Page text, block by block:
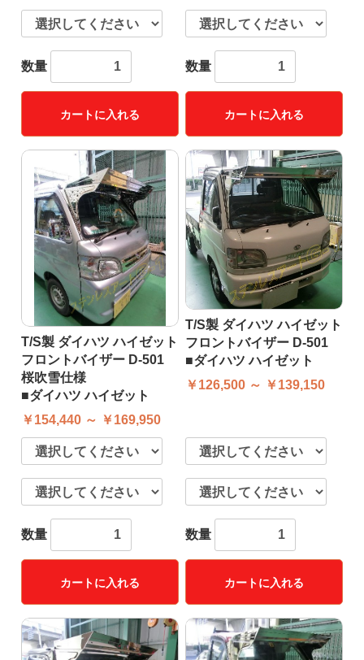
数量
カートに入れる
数量
カートに入れる
T/S製 ダイハツ ハイゼット
フロントバイザー D-501
桜吹雪仕様
■ダイハツ ハイゼット
￥154,440 ～ ￥169,950
数量
カートに入れる
T/S製 ダイハツ ハイゼット
フロントバイザー D-501
■ダイハツ ハイゼット
￥126,500 ～ ￥139,150
数量
カートに入れる